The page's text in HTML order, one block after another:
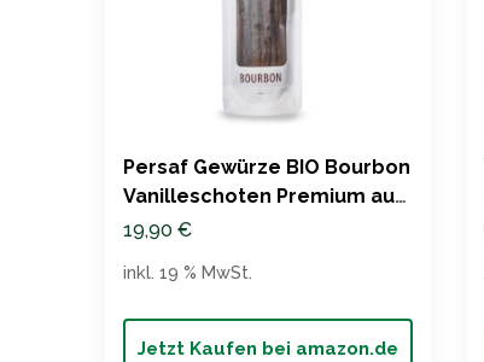
Persaf Gewürze BIO Bourbon
Vanilleschoten Premium aus
Madagaskar
19,90 €
Jetzt Kaufen bei amazon.de
inkl. 19 % MwSt.